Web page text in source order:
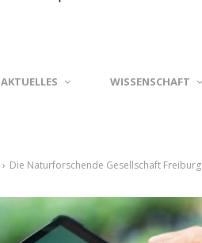
AKTUELLES WISSENSCHAFT
› Die Naturforschende Gesellschaft Freiburg